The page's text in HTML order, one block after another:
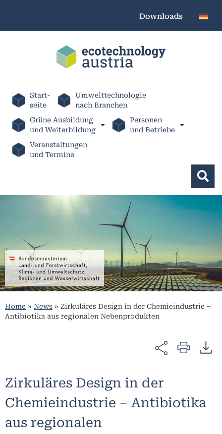
Downloads
Start-
seite
Umwelttechnologie
nach Branchen
Grüne Ausbildung
und Weiterbildung
Personen
und Betriebe
Veranstaltungen
und Termine
Home » News » Zirkuläres Design in der Chemieindustrie –
Antibiotika aus regionalen Nebenprodukten
Zirkuläres Design in der
Chemieindustrie – Antibiotika
aus regionalen